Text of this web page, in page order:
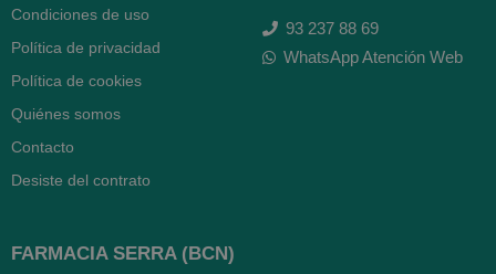
Condiciones de uso
Política de privacidad
Política de cookies
Quiénes somos
Contacto
Desiste del contrato
93 237 88 69
WhatsApp Atención Web
FARMACIA SERRA (BCN)